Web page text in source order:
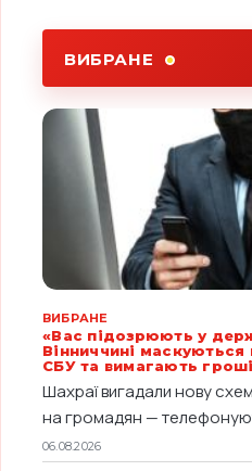
ВИБРАНЕ
ВИБРАНЕ
«Вас підозрюють у
Вінниччині маскуються
СБУ та вимагають гроші
Шахраї вигадали нову
на громадян —
06.08.2026